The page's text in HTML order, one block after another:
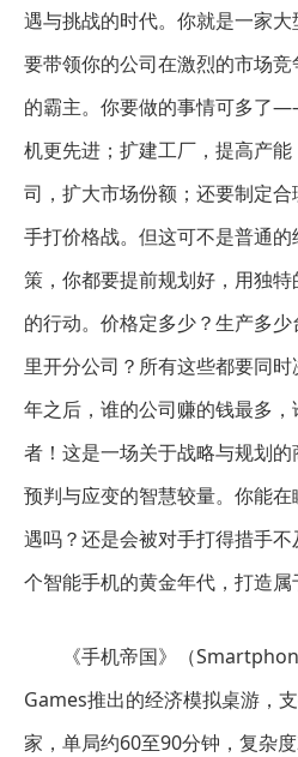
遇与挑战的时代。你就是一家大
要带领你的公司在激烈的市场
的霸主。你要做的事情可多了
机更先进；扩建工厂，提高产
司，扩大市场份额；还要制定
手打价格战。但这可不是普通
策，你都要提前规划好，用独
的行动。价格定多少？生产多
里开分公司？所有这些都要同
年之后，谁的公司赚的钱最多
者！这是一场关于战略与规划
预判与应变的智慧较量。你能
遇吗？还是会被对手打得措手
个智能手机的黄金年代，打造属
《手机帝国》（
Games推出的经济模拟桌游，
家，单局约60至90分钟，复杂